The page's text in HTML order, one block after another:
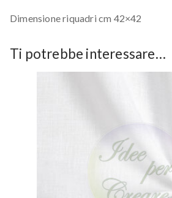
Dimensione riquadri cm 42×42
Ti potrebbe interessare…